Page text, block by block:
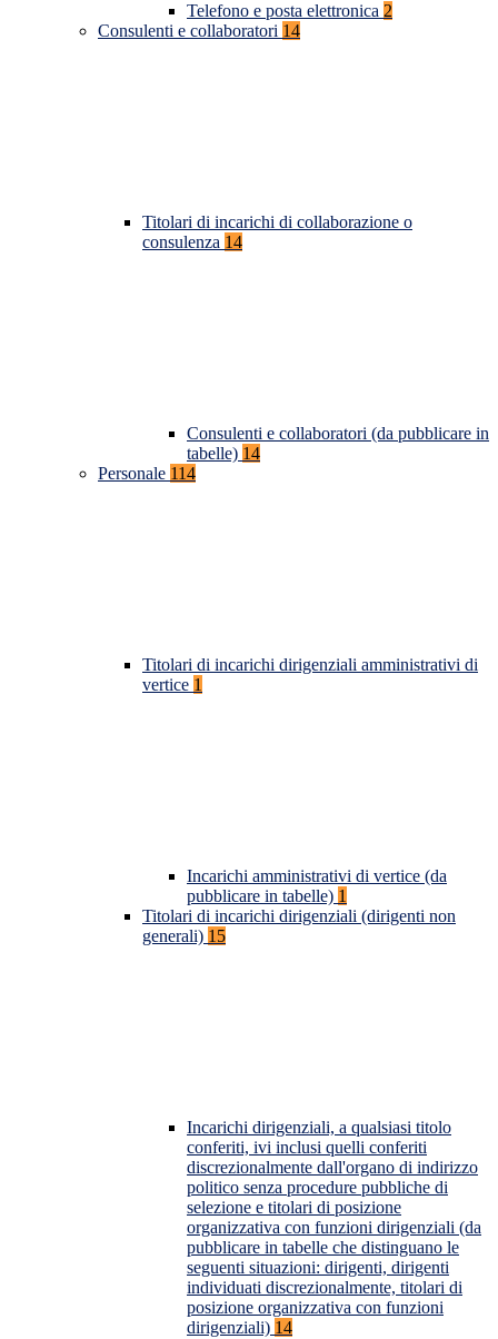
Telefono e posta elettronica 2
Consulenti e collaboratori 14
Titolari di incarichi di collaborazione o
consulenza 14
Consulenti e collaboratori (da pubblicare in
tabelle) 14
Personale 114
Titolari di incarichi dirigenziali amministrativi di
vertice 1
Incarichi amministrativi di vertice (da
pubblicare in tabelle) 1
Titolari di incarichi dirigenziali (dirigenti non
generali) 15
Incarichi dirigenziali, a qualsiasi titolo
conferiti, ivi inclusi quelli conferiti
discrezionalmente dall'organo di indirizzo
politico senza procedure pubbliche di
selezione e titolari di posizione
organizzativa con funzioni dirigenziali (da
pubblicare in tabelle che distinguano le
seguenti situazioni: dirigenti, dirigenti
individuati discrezionalmente, titolari di
posizione organizzativa con funzioni
dirigenziali) 14